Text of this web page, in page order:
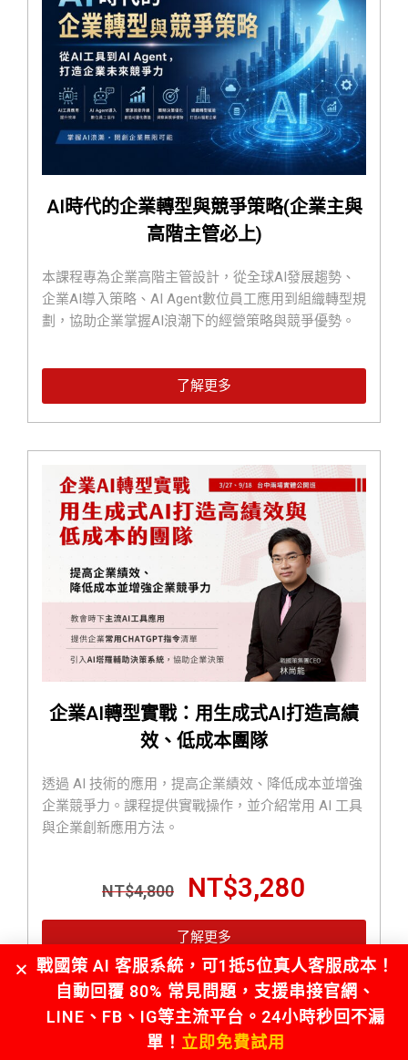
AI時代的企業轉型與競爭策略(企業主與
高階主管必上)
本課程專為企業高階主管設計，從全球AI發展趨勢、
企業AI導入策略、AI Agent數位員工應用到組織轉型規
劃，協助企業掌握AI浪潮下的經營策略與競爭優勢。
了解更多
企業AI轉型實戰：用生成式AI打造高績
效、低成本團隊
透過 AI 技術的應用，提高企業績效、降低成本並增強
企業競爭力。課程提供實戰操作，並介紹常用 AI 工具
與企業創新應用方法。
NT$4,800 NT$3,280
了解更多
戰國策 AI 客服系統，可1抵5位真人客服成本！
自動回覆 80% 常見問題，支援串接官網、
LINE、FB、IG等主流平台。24小時秒回不漏
單！ 立即免費試用